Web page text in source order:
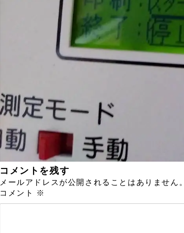
コメントを残す
メールアドレスが公開されることはありません。
コメント
※